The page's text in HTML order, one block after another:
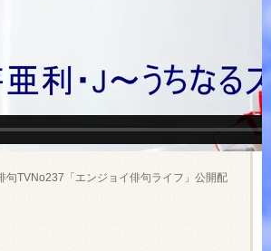
句TVNo237「エンジョイ俳句ライフ」公開配